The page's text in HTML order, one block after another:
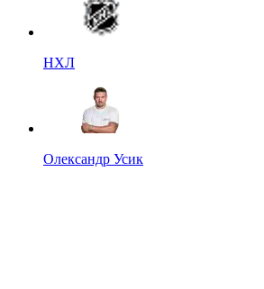
НХЛ
Олександр Усик